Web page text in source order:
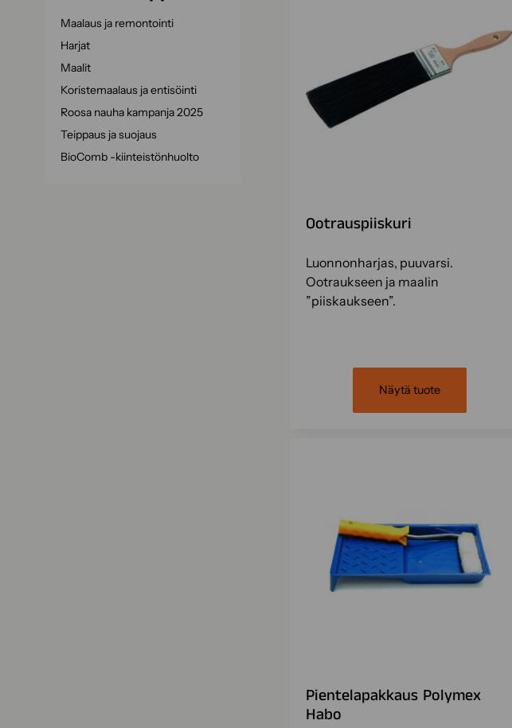
Maalaus ja remontointi
Harjat
Maalit
Koristemaalaus ja entisöinti
Roosa nauha kampanja 2025
Teippaus ja suojaus
BioComb -kiinteistönhuolto
Ootrauspiiskuri
Luonnonharjas, puuvarsi.
Ootraukseen ja maalin
”piiskaukseen”.
Näytä tuote
Pientelapakkaus Polymex
Habo